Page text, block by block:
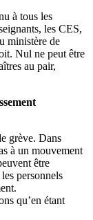
à tous les
les CES,
ministère de
Nul ne peut être
au pair,
grève. Dans
à un mouvement
être
personnels
qu’en étant